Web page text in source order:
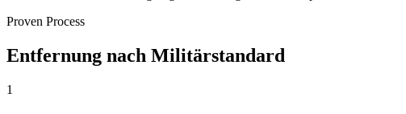
Proven Process
Entfernung nach Militärstandard
1